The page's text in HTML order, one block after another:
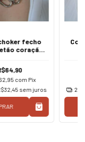
fecho
coração
com Pix
sem juros 2